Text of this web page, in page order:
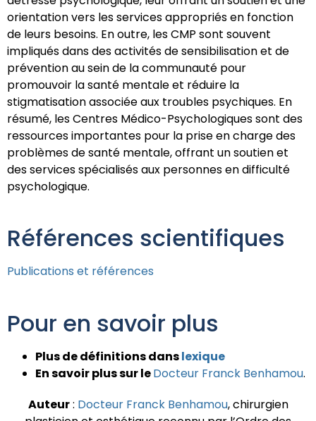
orientation vers les services appropriés en fonction
de leurs besoins. En outre, les CMP sont souvent
impliqués dans des activités de sensibilisation et de
prévention au sein de la communauté pour
promouvoir la santé mentale et réduire la
stigmatisation associée aux troubles psychiques. En
résumé, les Centres Médico-Psychologiques sont des
ressources importantes pour la prise en charge des
problèmes de santé mentale, offrant un soutien et
des services spécialisés aux personnes en difficulté
psychologique.
Références scientifiques
Publications et références
Pour en savoir plus
Plus de définitions danslexique
En savoir plus sur leDocteur Franck Benhamou.
Auteur: Docteur Franck Benhamou, chirurgien